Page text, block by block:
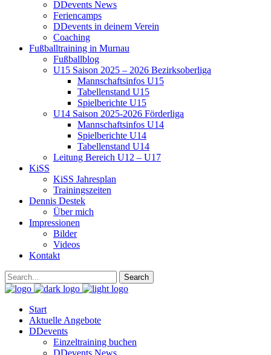
DDevents News
Feriencamps
DDevents in deinem Verein
Coaching
Fußballtraining in Murnau
Fußballblog
U15 Saison 2025 – 2026 Bezirksoberliga
Mannschaftsinfos U15
Tabellenstand U15
Spielberichte U15
U14 Saison 2025-2026 Förderliga
Mannschaftsinfos U14
Spielberichte U14
Tabellenstand U14
Leitung Bereich U12 – U17
KiSS
KiSS Jahresplan
Trainingszeiten
Dennis Destek
Über mich
Impressionen
Bilder
Videos
Kontakt
Start
Aktuelle Angebote
DDevents
Einzeltraining buchen
DDevents News